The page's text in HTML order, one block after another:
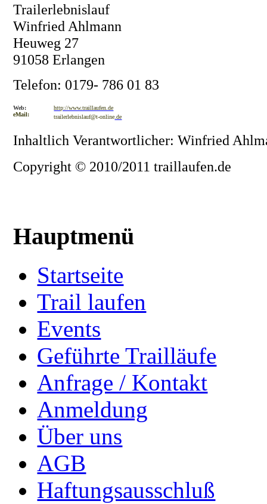
Trailerlebnislauf
Winfried Ahlmann
Heuweg 27
91058 Erlangen
Telefon: 0179- 786 01 83
Web:
http://www.traillaufen.de
eMail:
trailerlebnislauf@t-online .de
Inhaltlich Verantwortlicher: Winfried
Copyright © 2010/2011 traillaufen.de
Hauptmenü
Startseite
Trail laufen
Events
Geführte Trailläufe
Anfrage / Kontakt
Anmeldung
Über uns
AGB
Haftungsausschluß